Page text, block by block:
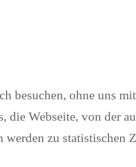
besuchen, ohne uns
Webseite, von der
zu statistischen